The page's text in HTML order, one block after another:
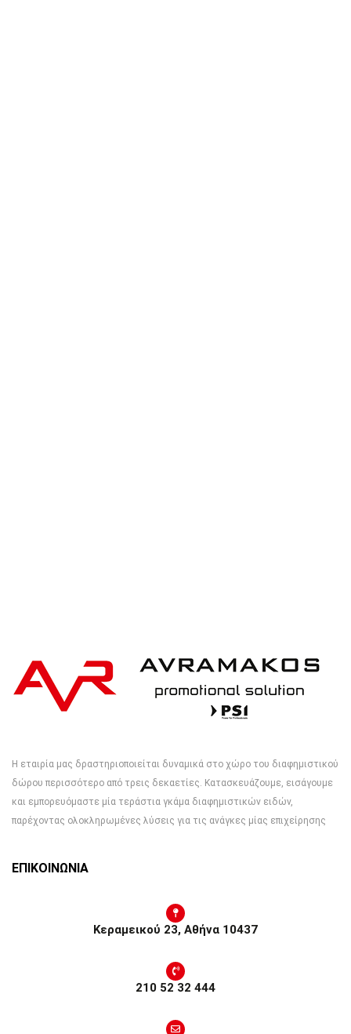
Η εταιρία μας δραστηριοποιείται δυναμικά στο χώρο του διαφημιστικού
δώρου περισσότερο από τρεις δεκαετίες. Κατασκευάζουμε, εισάγουμε
και εμπορευόμαστε μία τεράστια γκάμα διαφημιστικών ειδών,
παρέχοντας ολοκληρωμένες λύσεις για τις ανάγκες μίας επιχείρησης
ΕΠΙΚΟΙΝΩΝΙΑ
Κεραμεικού 23, Αθήνα 10437
210 52 32 444